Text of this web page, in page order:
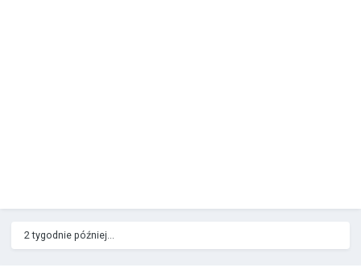
2 tygodnie później...